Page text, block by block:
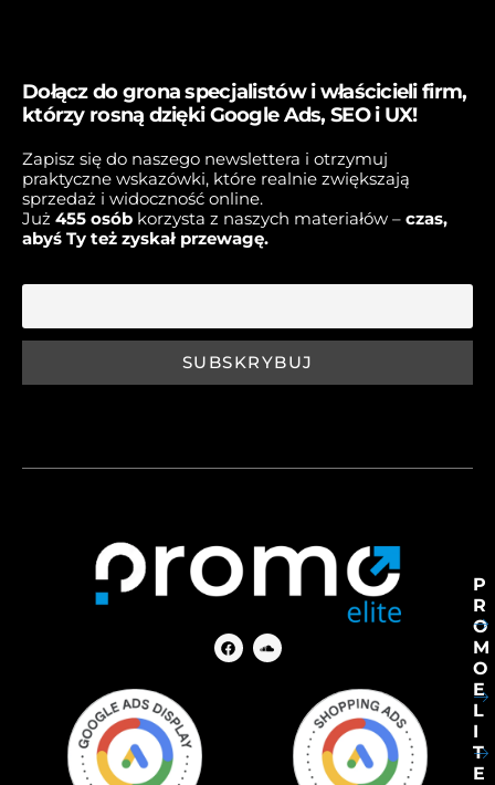
Dołącz do grona specjalistów i właścicieli firm,
którzy rosną dzięki Google Ads, SEO i UX!
Zapisz się do naszego newslettera i otrzymuj
praktyczne wskazówki, które realnie zwiększają
sprzedaż i widoczność online.
Już 455 osób korzysta z naszych materiałów – czas,
abyś Ty też zyskał przewagę.
P
R
O
M
O
E
L
I
T
E